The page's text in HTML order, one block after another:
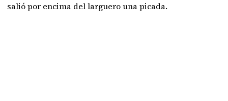
salió por encima del larguero una picada.